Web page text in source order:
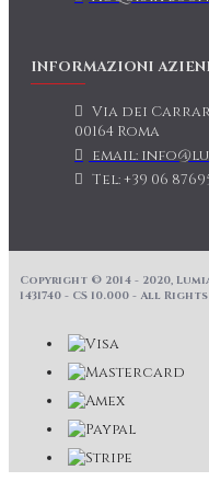
INFORMAZIONI
Via dei
00164 Roma
email:
Tel: +39 06
Copyright © 2014 - 2020,
1431740 - CS 10.000 - All